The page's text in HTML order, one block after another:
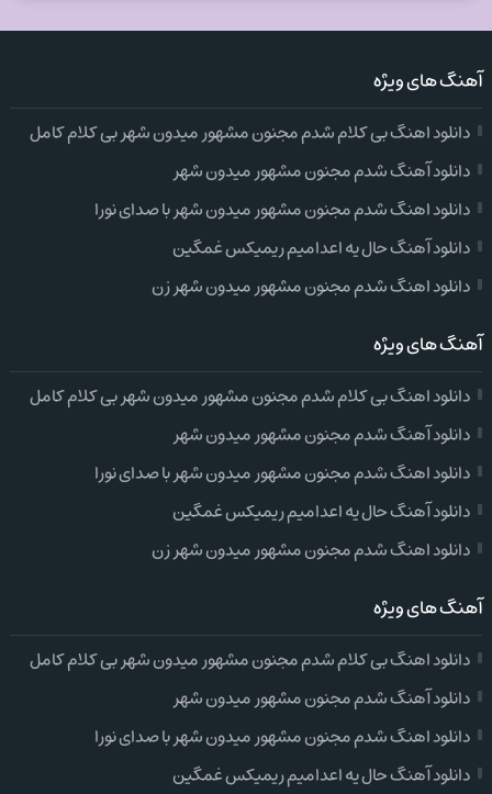
آهنگ های ویژه
دانلود اهنگ بی کلام شدم مجنون مشهور میدون شهر بی کلام کامل
دانلود آهنگ شدم مجنون مشهور میدون شهر
دانلود اهنگ شدم مجنون مشهور میدون شهر با صدای نورا
دانلود آهنگ حال یه اعدامیم ریمیکس غمگین
دانلود اهنگ شدم مجنون مشهور میدون شهر زن
آهنگ های ویژه
دانلود اهنگ بی کلام شدم مجنون مشهور میدون شهر بی کلام کامل
دانلود آهنگ شدم مجنون مشهور میدون شهر
دانلود اهنگ شدم مجنون مشهور میدون شهر با صدای نورا
دانلود آهنگ حال یه اعدامیم ریمیکس غمگین
دانلود اهنگ شدم مجنون مشهور میدون شهر زن
آهنگ های ویژه
دانلود اهنگ بی کلام شدم مجنون مشهور میدون شهر بی کلام کامل
دانلود آهنگ شدم مجنون مشهور میدون شهر
دانلود اهنگ شدم مجنون مشهور میدون شهر با صدای نورا
دانلود آهنگ حال یه اعدامیم ریمیکس غمگین